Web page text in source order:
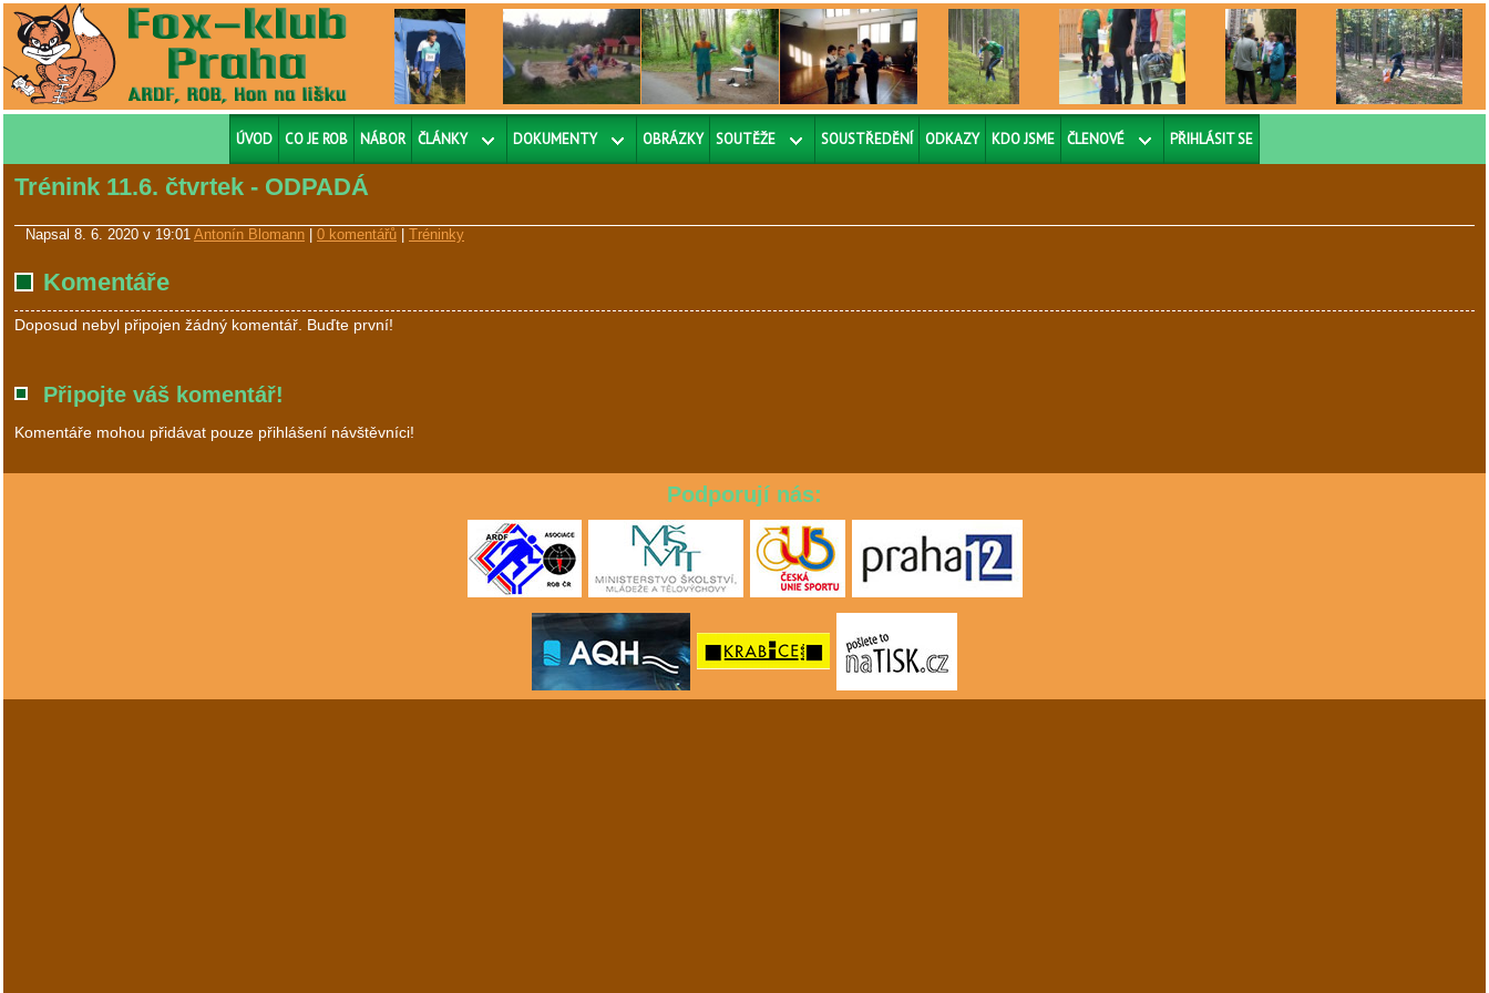
ÚVOD CO JE ROB NÁBOR ČLÁNKY DOKUMENTY OBRÁZKY SOUTĚŽE SOUSTŘEDĚNÍ ODKAZY KDO JSME ČLENOVÉ PŘIHLÁSIT SE
Trénink 11.6. čtvrtek - ODPADÁ
Napsal 8. 6. 2020 v 19:01 Antonín Blomann 0 komentářů Tréninky
Komentáře
Doposud nebyl připojen žádný komentář. Buďte první!
Připojte váš komentář!
Komentáře mohou přidávat pouze přihlášení návštěvníci!
Podporují nás: